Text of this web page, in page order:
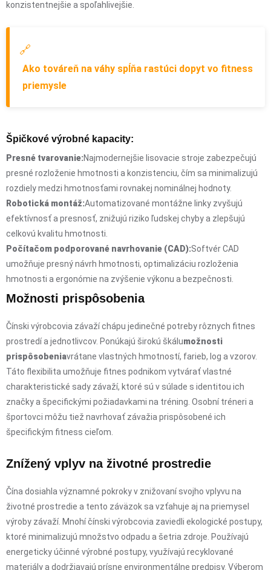
konzistentnejšie a spoľahlivejšie.
🔗
Ako továreň na váhy spĺňa rastúci dopyt vo fitness
priemysle
Špičkové výrobné kapacity:
Presné tvarovanie:Najmodernejšie lisovacie stroje zabezpečujú
presné rozloženie hmotnosti a konzistenciu, čím sa minimalizujú
rozdiely medzi hmotnosťami rovnakej nominálnej hodnoty.
Robotická montáž:Automatizované montážne linky zvyšujú
efektívnosť a presnosť, znižujú riziko ľudskej chyby a zlepšujú
celkovú kvalitu hmotnosti.
Počítačom podporované navrhovanie (CAD):Softvér CAD
umožňuje presný návrh hmotnosti, optimalizáciu rozloženia
hmotnosti a ergonómie na zvýšenie výkonu a bezpečnosti.
Možnosti prispôsobenia
Čínski výrobcovia závaží chápu jedinečné potreby rôznych fitnes
prostredí a jednotlivcov. Ponúkajú širokú škálumožnosti
prispôsobeniavrátane vlastných hmotností, farieb, log a vzorov.
Táto flexibilita umožňuje fitnes podnikom vytvárať vlastné
charakteristické sady závaží, ktoré sú v súlade s identitou ich
značky a špecifickými požiadavkami na tréning. Osobní tréneri a
športovci môžu tiež navrhovať závažia prispôsobené ich
špecifickým fitness cieľom.
Znížený vplyv na životné prostredie
Čína dosiahla významné pokroky v znižovaní svojho vplyvu na
životné prostredie a tento záväzok sa vzťahuje aj na priemysel
výroby závaží. Mnohí čínski výrobcovia zaviedli ekologické postupy,
ktoré minimalizujú množstvo odpadu a šetria zdroje. Používajú
energeticky účinné výrobné postupy, využívajú recyklované
materiály a dodržiavajú prísne environmentálne predpisy. Výberom